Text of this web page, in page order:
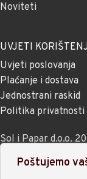
Poštujemo
Noviteti
UVJETI
Uvjeti poslovanja
Plaćanje i dostava
Jednostrani raskid
Politika privatnosti
Sol i Papar d.o.o.
skuhaliBernes M&C